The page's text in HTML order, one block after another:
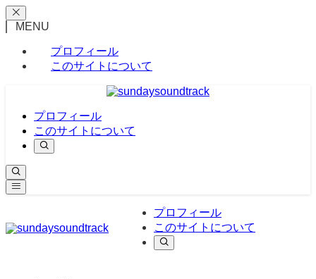
MENU
プロフィール
このサイトについて
プロフィール
このサイトについて
プロフィール
このサイトについて